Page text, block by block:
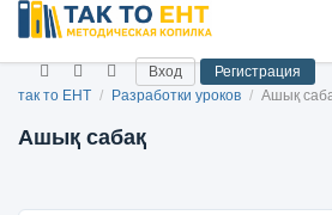
Вход
Регистрация
так то ЕНТ / Разработки уроков / Ашық
Ашық сабақ